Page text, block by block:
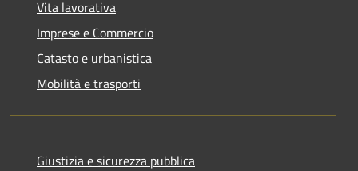
Vita lavorativa
Imprese e Commercio
Catasto e urbanistica
Mobilità e trasporti
Giustizia e sicurezza pubblica